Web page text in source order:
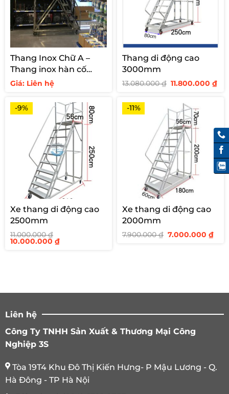
Thang Inox Chữ A –
Thang inox hàn cố
định cho siêu thị
Giá: Liên hệ
Thang di động cao
3000mm
13.080.000₫ Giá
gốc
13.080.000 ₫.
11.800.000₫Giá
-9%
Xe thang di động cao
2500mm
11.000.000₫
Giá
gốc
10.000.000 ₫Giá
-11%
Xe thang di động cao
2000mm
7.900.000₫ Giá
gốc
7.000.000₫Giá
Liên hệ
Công Ty TNHH Sản Xuất & Thương Mại Công
Nghiệp 3S
Tòa 19T4 Khu Đô Thị Kiến Hưng- P Mậu Lương - Q.
Hà Đông - TP Hà Nội